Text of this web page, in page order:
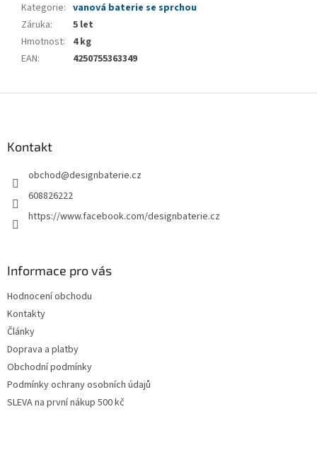
Kategorie: vanová baterie se sprchou
Záruka:
5 let
Hmotnost:
4 kg
EAN: 4250755363349
Kontakt
obchod@designbaterie.cz
608826222
https://www.facebook.com/designbaterie.cz
Informace pro vás
Hodnocení obchodu
Kontakty
Články
Doprava a platby
Obchodní podmínky
Podmínky ochrany osobních údajů
SLEVA na první nákup 500 kč